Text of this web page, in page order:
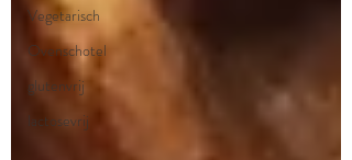
Vegetarisch
Ovenschotel
glutenvrij
lactosevrij